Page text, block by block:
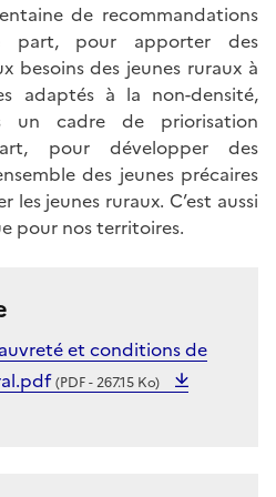
de recommandations
part, pour apporter des
besoins des jeunes ruraux à
adaptés à la non-densité,
un cadre de priorisation
pour développer des
des jeunes précaires
jeunes ruraux. C’est aussi
pour nos territoires.
et conditions de
(PDF - 267.15 Ko)